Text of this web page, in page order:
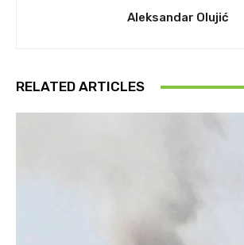
Aleksandar Olujić
RELATED ARTICLES